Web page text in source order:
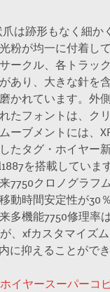
は跡形もなく細か
粉が均一に付着し
ークル、各トラッ
あり、大きな針を
かれています。外
たフォントは、ク
ーブメントには、
たタグ・ホイヤー
を搭載していま
7750クロノグラフ
動時間安定性が30
多機能7750修理率
、xfカスタマイズ
に抑えることができ
イヤースーパーコ